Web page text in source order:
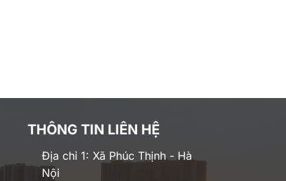
THÔNG TIN LIÊN HỆ
Địa chỉ 1: Xã Phúc Thịnh - Hà
Nội